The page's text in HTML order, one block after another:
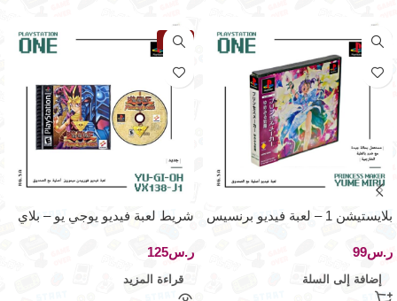
بلايستيشن 1 – لعبة فيديو برنسيس
ر.س
إضافة إلى السلة
نفذت
شريط لعبة فيديو يوجي يو – بلاي
ر.س
قراءة المزيد